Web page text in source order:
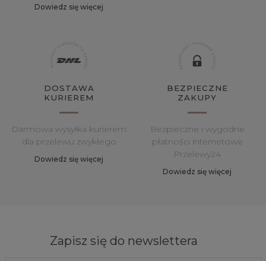
Dowiedz się więcej
DOSTAWA
KURIEREM
Darmowa wysyłka kurierem
dla przelewu zwykłego
Dowiedz się więcej
BEZPIECZNE
ZAKUPY
Bezpieczne i wygodne
płatności internetowe
Przelewy24
Dowiedz się więcej
Zapisz się do newslettera